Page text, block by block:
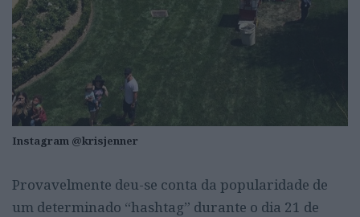
Instagram @krisjenner
Provavelmente deu-se conta da popularidade de
um determinado “hashtag” durante o dia 21 de